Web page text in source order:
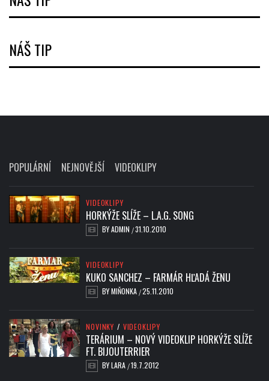
NÁŠ TIP
POPULÁRNÍ NEJNOVĚJŠÍ VIDEOKLIPY
VIDEOKLIPY
HORKÝŽE SLÍŽE – L.A.G. SONG
BYADMIN /31.10.2010
VIDEOKLIPY
KUKO SANCHEZ – FARMÁR HĽADÁ ŽENU
BYMIŇONKA /25.11.2010
NOVINKY / VIDEOKLIPY
TERÁRIUM – NOVÝ VIDEOKLIP HORKÝŽE SLÍŽE
FT. BIJOUTERRIER
BYLARA /19.7.2012